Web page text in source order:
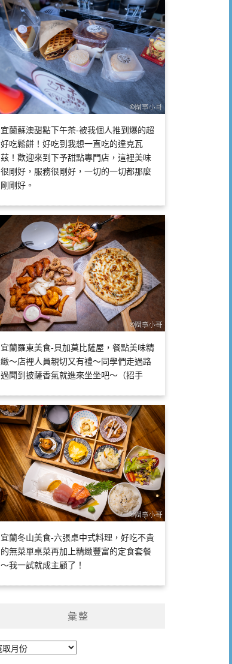
宜蘭蘇澳甜點下午茶-被我個人推到爆的超
好吃鬆餅！好吃到我想一直吃的達克瓦
茲！歡迎來到下予甜點專門店，這裡美味
很剛好，服務很剛好，一切的一切都那麼
剛剛好。
宜蘭羅東美食-貝加莫比薩屋，餐點美味精
緻～店裡人員親切又有禮～同學們走過路
過聞到披薩香氣就進來坐坐吧～（招手
宜蘭冬山美食-六張桌中式料理，好吃不貴
的無菜單桌菜再加上精緻豐富的定食套餐
～我一試就成主顧了！
彙整